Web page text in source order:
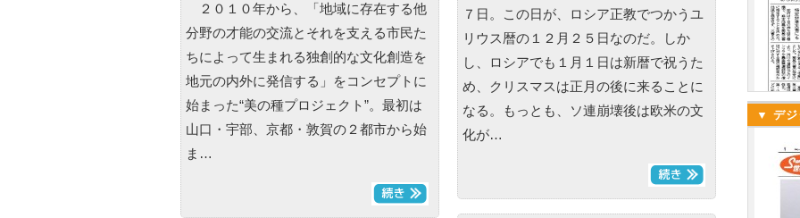
２０１０年から、「地域に存在する他
分野の才能の交流とそれを支える市民た
ちによって生まれる独創的な文化創造を
地元の内外に発信する」をコンセプトに
始まった“美の種プロジェクト”。最初は
山口・宇部、京都・敦賀の２都市から始
ま…
７日。この日が、ロシア正教でつかうユ
リウス暦の１２月２５日なのだ。しか
し、ロシアでも１月１日は新暦で祝うた
め、クリスマスは正月の後に来ることに
なる。もっとも、ソ連崩壊後は欧米の文
化が…
▼ デジ